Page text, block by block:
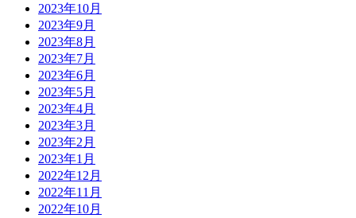
2023年10月
2023年9月
2023年8月
2023年7月
2023年6月
2023年5月
2023年4月
2023年3月
2023年2月
2023年1月
2022年12月
2022年11月
2022年10月